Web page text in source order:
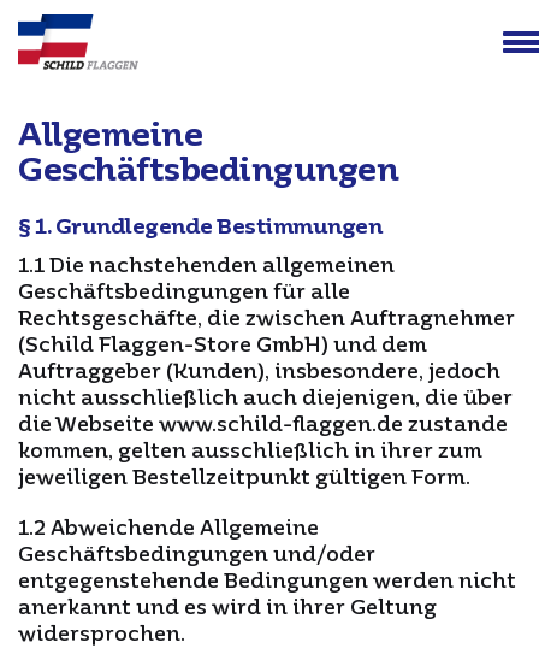
Allgemeine
Geschäftsbedingungen
§ 1. Grundlegende Bestimmungen
1.1 Die nachstehenden allgemeinen
Geschäftsbedingungen für alle
Rechtsgeschäfte, die zwischen Auftragnehmer
(Schild Flaggen-Store GmbH) und dem
Auftraggeber (Kunden), insbesondere, jedoch
nicht ausschließlich auch diejenigen, die über
die Webseite www.schild-flaggen.de zustande
kommen, gelten ausschließlich in ihrer zum
jeweiligen Bestellzeitpunkt gültigen Form.
1.2 Abweichende Allgemeine
Geschäftsbedingungen und/oder
entgegenstehende Bedingungen werden nicht
anerkannt und es wird in ihrer Geltung
widersprochen.